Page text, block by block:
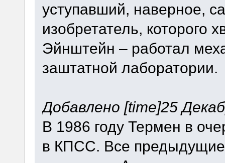
уступавший, наверное,
изобретатель, которого
Эйнштейн – работал
заштатной лаборатории.
Добавлено [time]25
В 1986 году Термен в
в КПСС. Все предыдущие